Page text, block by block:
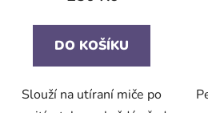
DO KOŠÍKU
Slouží na utíraní miče po